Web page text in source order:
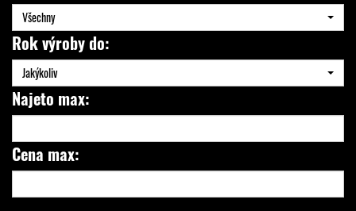
Všechny
Rok výroby do:
Jakýkoliv
Najeto max:
Cena max: